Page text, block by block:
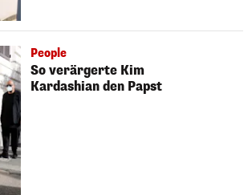
People
So verärgerte Kim
Kardashian den Papst